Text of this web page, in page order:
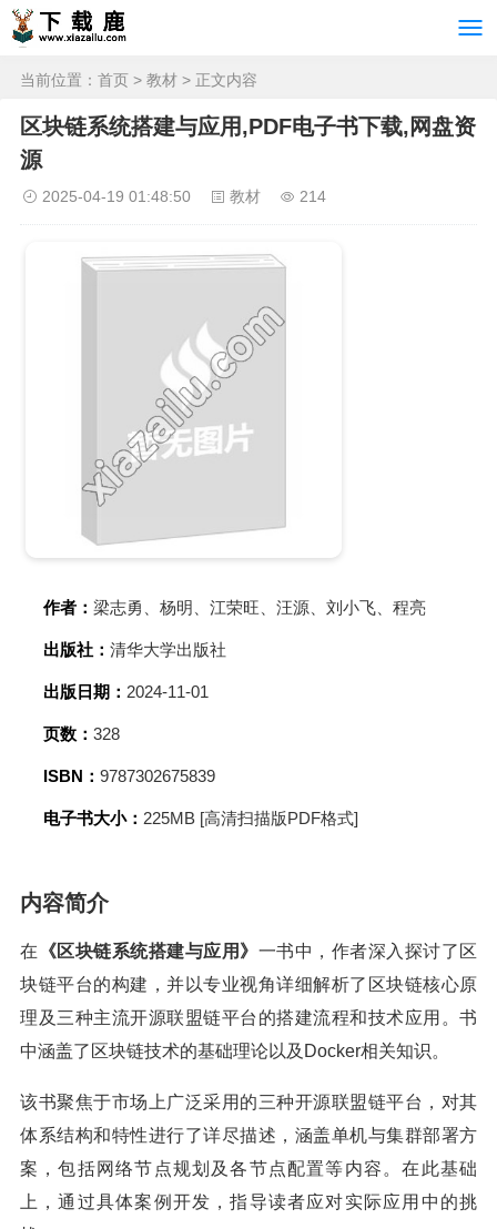
当前位置： 首页 > 教材 > 正文内容
区块链系统搭建与应用,PDF电子书下载,网盘资
源
2025-04-19 01:48:50 教材 214
作者： 梁志勇、杨明、江荣旺、汪源、刘小飞、程亮
出版社： 清华大学出版社
出版日期： 2024-11-01
页数： 328
ISBN： 9787302675839
电子书大小： 225MB [高清扫描版PDF格式]
内容简介
在 《区块链系统搭建与应用》 一书中，作者深入探讨了区
块链平台的构建，并以专业视角详细解析了区块链核心原
理及三种主流开源联盟链平台的搭建流程和技术应用。书
中涵盖了区块链技术的基础理论以及Docker相关知识。
该书聚焦于市场上广泛采用的三种开源联盟链平台，对其
体系结构和特性进行了详尽描述，涵盖单机与集群部署方
案，包括网络节点规划及各节点配置等内容。在此基础
上，通过具体案例开发，指导读者应对实际应用中的挑